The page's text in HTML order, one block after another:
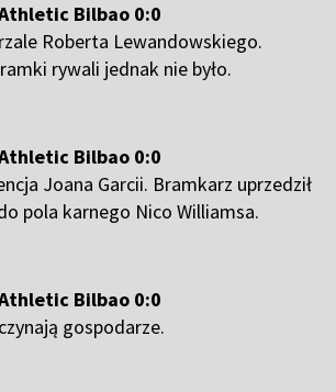
Bilbao 0:0
Roberta Lewandowskiego.
rywali jednak nie było.
Bilbao 0:0
Joana Garcii. Bramkarz uprzedził
pola karnego Nico Williamsa.
Bilbao 0:0
gospodarze.